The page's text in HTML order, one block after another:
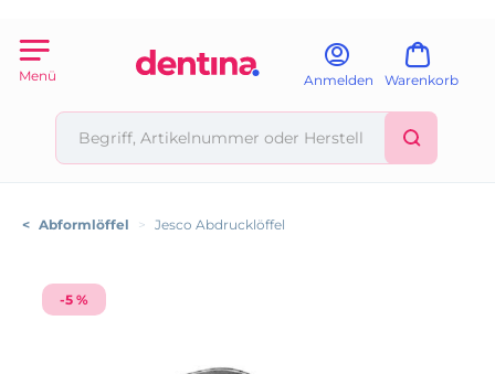
Menü Anmelden Warenkorb
< Abformlöffel > Jesco Abdrucklöffel
-5 %